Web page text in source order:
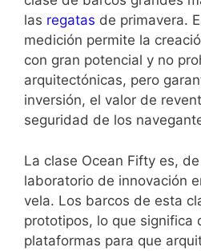
las regatas de primavera.
medición permite la
con gran potencial y no
arquitectónicas, pero
inversión, el valor de
seguridad de los
La clase Ocean Fifty es,
laboratorio de innovación
vela. Los barcos de esta
prototipos, lo que significa
plataformas para que